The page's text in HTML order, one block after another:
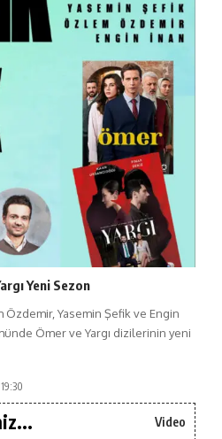
Yeni Sezon
Yasemin Şefik ve Engin
Ömer ve Yargı dizilerinin yeni
Video